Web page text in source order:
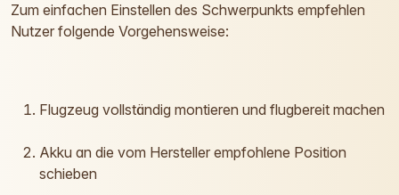
Zum einfachen Einstellen des Schwerpunkts empfehlen
Nutzer folgende Vorgehensweise:
Flugzeug vollständig montieren und flugbereit machen
Akku an die vom Hersteller empfohlene Position
schieben